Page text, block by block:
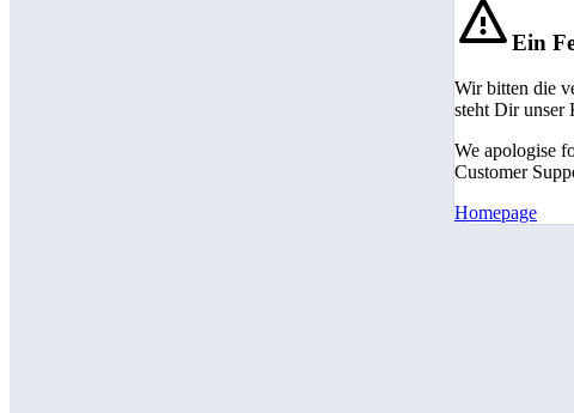
Ein
Wir bitten die
steht Dir unser
We apologise
Customer
Homepage